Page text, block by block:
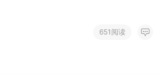
651阅读